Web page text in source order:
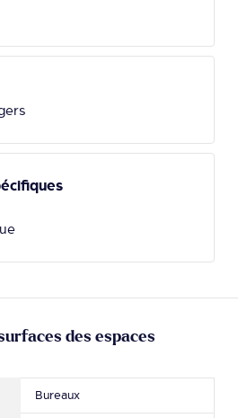
des espaces
Bureaux